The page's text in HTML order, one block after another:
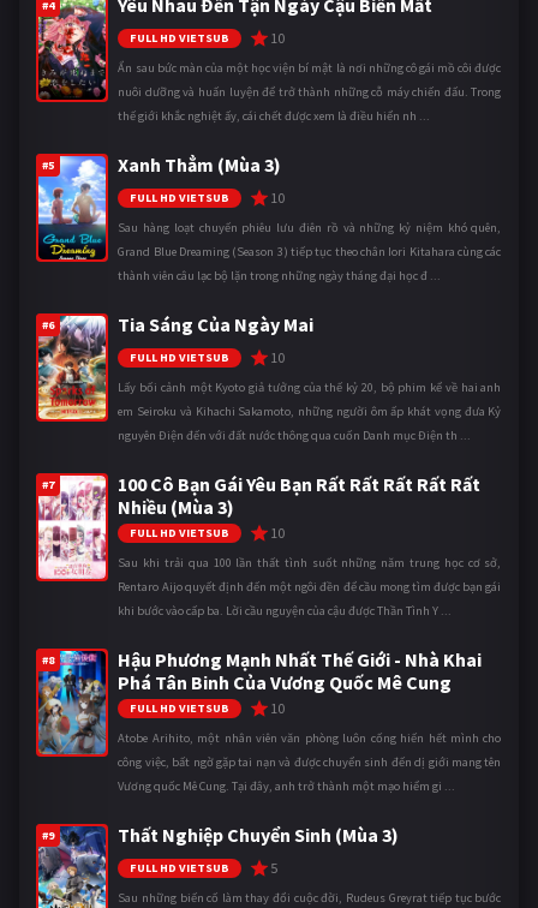
#4 Yêu Nhau Đến Tận Ngày Cậu Biến Mất
FULL HD VIETSUB 10
Ẩn sau bức màn của một học viện bí mật là nơi những cô gái mồ côi được
nuôi dưỡng và huấn luyện để trở thành những cỗ máy chiến đấu. Trong
thế giới khắc nghiệt ấy, cái chết được xem là điều hiển nh ...
#5 Xanh Thẳm (Mùa 3)
FULL HD VIETSUB 10
Sau hàng loạt chuyến phiêu lưu điên rồ và những kỷ niệm khó quên,
Grand Blue Dreaming (Season 3) tiếp tục theo chân Iori Kitahara cùng các
thành viên câu lạc bộ lặn trong những ngày tháng đại học đ ...
#6 Tia Sáng Của Ngày Mai
FULL HD VIETSUB 10
Lấy bối cảnh một Kyoto giả tưởng của thế kỷ 20, bộ phim kể về hai anh
em Seiroku và Kihachi Sakamoto, những người ôm ấp khát vọng đưa Kỷ
nguyên Điện đến với đất nước thông qua cuốn Danh mục Điện th ...
#7
100 Cô Bạn Gái Yêu Bạn Rất Rất Rất Rất Rất
Nhiều (Mùa 3)
FULL HD VIETSUB 10
Sau khi trải qua 100 lần thất tình suốt những năm trung học cơ sở,
Rentaro Aijo quyết định đến một ngôi đền để cầu mong tìm được bạn gái
khi bước vào cấp ba. Lời cầu nguyện của cậu được Thần Tình Y ...
#8
Hậu Phương Mạnh Nhất Thế Giới - Nhà Khai
Phá Tân Binh Của Vương Quốc Mê Cung
FULL HD VIETSUB 10
Atobe Arihito, một nhân viên văn phòng luôn cống hiến hết mình cho
công việc, bất ngờ gặp tai nạn và được chuyển sinh đến dị giới mang tên
Vương quốc Mê Cung. Tại đây, anh trở thành một mạo hiểm gi ...
#9 Thất Nghiệp Chuyển Sinh (Mùa 3)
FULL HD VIETSUB 5
Sau những biến cố làm thay đổi cuộc đời, Rudeus Greyrat tiếp tục bước